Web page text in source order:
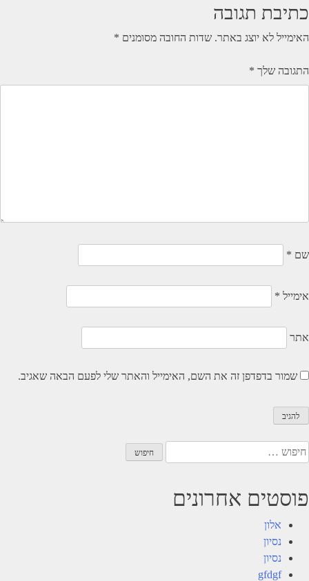
כתיבת תגובה
האימייל לא יוצג באתר. שדות החובה מסומנים *
התגובה שלך *
שם *
אימייל *
אתר
שמור בדפדפן זה את השם, האימייל והאתר שלי לפעם הבאה שאגיב.
חיפוש:
פוסטים אחרונים
אלון
נסיון
נסיון
gfdgf